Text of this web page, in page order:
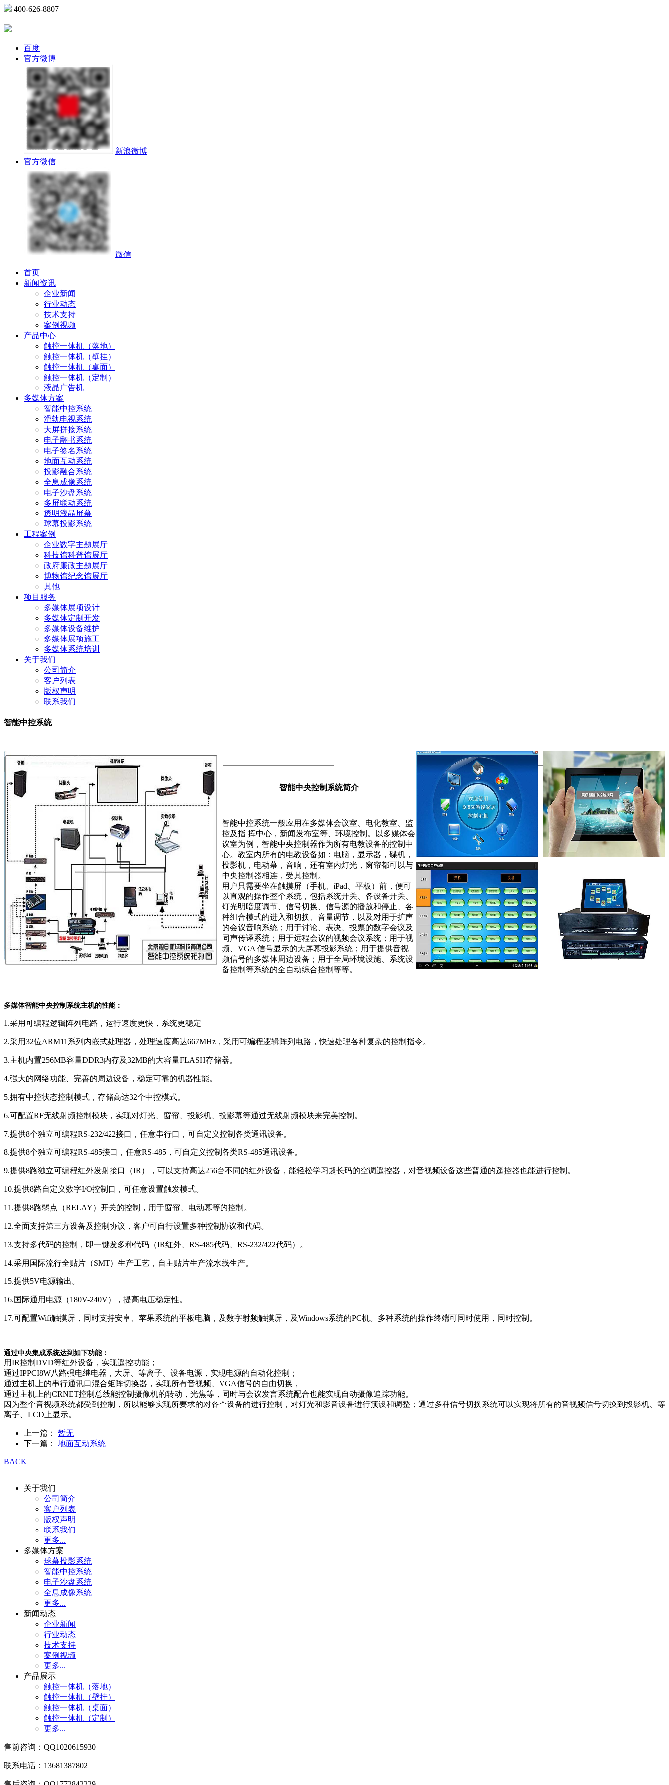
400-626-8807
百度
官方微博
新浪微博
官方微信
微信
首页
新闻资讯
企业新闻
行业动态
技术支持
案例视频
产品中心
触控一体机（落地）
触控一体机（壁挂）
触控一体机（桌面）
触控一体机（定制）
液晶广告机
多媒体方案
智能中控系统
滑轨电视系统
大屏拼接系统
电子翻书系统
电子签名系统
地面互动系统
投影融合系统
全息成像系统
电子沙盘系统
多屏联动系统
透明液晶屏幕
球幕投影系统
工程案例
企业数字主题展厅
科技馆科普馆展厅
政府廉政主题展厅
博物馆纪念馆展厅
其他
项目服务
多媒体展项设计
多媒体定制开发
多媒体设备维护
多媒体展项施工
多媒体系统培训
关于我们
公司简介
客户列表
版权声明
联系我们
智能中控系统
智能中央控制系统简介
智能中控系统一般应用在多媒体会议室、电化教室、监
控及指 挥中心，新闻发布室等、环境控制。以多媒体会
议室为例，智能中央控制器作为所有电教设备的控制中
心。教室内所有的电教设备如：电脑，显示器，碟机，
投影机，电动幕，音响，还有室内灯光，窗帘都可以与
中央控制器相连，受其控制。
用户只需要坐在触摸屏（手机、iPad、平板）前，便可
以直观的操作整个系统，包括系统开关、各设备开关、
灯光明暗度调节、信号切换、信号源的播放和停止、各
种组合模式的进入和切换、音量调节，以及对用于扩声
的会议音响系统；用于讨论、表决、投票的数字会议及
同声传译系统；用于远程会议的视频会议系统；用于视
频、VGA 信号显示的大屏幕投影系统；用于提供音视
频信号的多媒体周边设备；用于全局环境设施、系统设
备控制等系统的全自动综合控制等等。
多媒体智能中央控制系统主机的性能：
1.采用可编程逻辑阵列电路，运行速度更快，系统更稳定
2.采用32位ARM11系列内嵌式处理器，处理速度高达667MHz，采用可编程逻辑阵列电路，快速处理各种复杂的控制指令。
3.主机内置256MB容量DDR3内存及32MB的大容量FLASH存储器。
4.强大的网络功能、完善的周边设备，稳定可靠的机器性能。
5.拥有中控状态控制模式， 存储高达32个中控模式。
6.可配置RF无线射频控制模块，实现对灯光、窗帘、投影机、投影幕等通过无线射频模块来完美控制。
7.提供8个独立可编程RS-232/422接口，任意串行口，可自定义控制各类通讯设备。
8.提供8个独立可编程RS-485接口，任意RS-485，可自定义控制各类RS-485通讯设备。
9.提供8路独立可编程红外发射接口（IR），可以支持高达256台不同的红外设备，能轻松学习超长码的空调遥控器，对音视频设备这些普通的遥控器也能进行控制。
10.提供8路自定义数字I/O控制口，可任意设置触发模式。
11.提供8路弱点（RELAY）开关的控制，用于窗帘、电动幕等的控制。
12.全面支持第三方设备及控制协议，客户可自行设置多种控制协议和代码。
13.支持多代码的控制，即一键发多种代码（IR红外、RS-485代码、RS-232/422代码）。
14.采用国际流行全贴片（SMT）生产工艺，自主贴片生产流水线生产。
15.提供5V电源输出。
16.国际通用电源（180V-240V），提高电压稳定性。
17.可配置Wifi触摸屏，同时支持安卓、苹果系统的平板电脑，及数字射频触摸屏，及Windows系统的PC机。多种系统的操作终端可同时使用，同时控制。
通过中央集成系统达到如下功能：
用IR控制DVD等红外设备，实现遥控功能；
通过IPPCI8W八路强电继电器，大屏、等离子、设备电源，实现电源的自动化控制；
通过主机上的串行通讯口混合矩阵切换器，实现所有音视频、VGA信号的自由切换，
通过主机上的CRNET控制总线能控制摄像机的转动，光焦等，同时与会议发言系统配合也能实现自动摄像追踪功能。
因为整个音视频系统都受到控制，所以能够实现所要求的对各个设备的进行控制，对灯光和影音设备进行预设和调整；通过多种信号切换系统可以实现将所有的音视频信号切换到投影机、等
离子、LCD上显示。
上一篇： 暂无
下一篇： 地面互动系统
BACK
关于我们
公司简介
客户列表
版权声明
联系我们
更多...
多媒体方案
球幕投影系统
智能中控系统
电子沙盘系统
全息成像系统
更多...
新闻动态
企业新闻
行业动态
技术支持
案例视频
更多...
产品展示
触控一体机（落地）
触控一体机（壁挂）
触控一体机（桌面）
触控一体机（定制）
更多...
售前咨询：QQ1020615930
联系电话：13681387802